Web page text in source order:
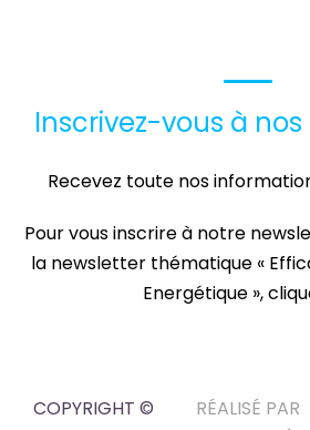
Inscrivez-vous à
Recevez toute nos
Pour vous inscrire à notre
la newsletter thématique «
Energétique »,
COPYRIGHT ©
RÉALISÉ PAR